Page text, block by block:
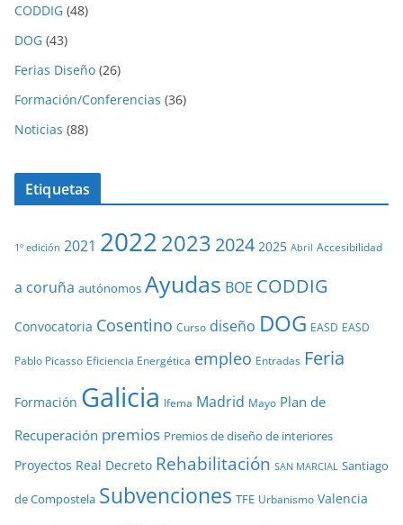
CODDIG (48)
DOG (43)
Ferias Diseño (26)
Formación/Conferencias (36)
Noticias (88)
Etiquetas
1º edición 2021 20222023 2024 2025 Abril Accesibilidad
a coruña autónomos Ayudas BOE CODDIG
Convocatoria Cosentino Curso diseño DOG EASD EASD
Pablo Picasso Eficiencia Energética empleo Entradas Feria
Formación Galicia Ifema Madrid Mayo Plan de
Recuperación premios Premios de diseño de interiores
Proyectos Real Decreto Rehabilitación SAN MARCIAL Santiago
de Compostela Subvenciones TFE Urbanismo Valencia